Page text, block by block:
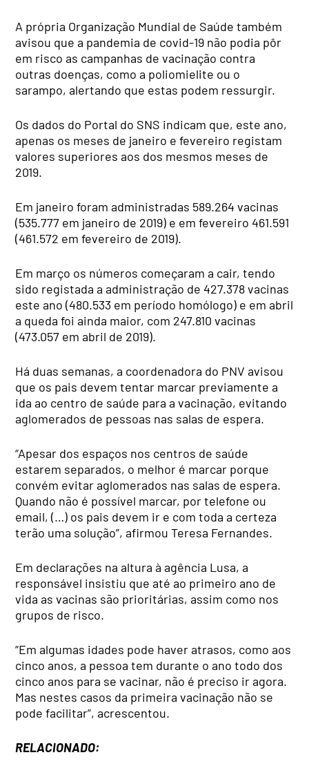
A própria Organização Mundial de Saúde também
avisou que a pandemia de covid-19 não podia pôr
em risco as campanhas de vacinação contra
outras doenças, como a poliomielite ou o
sarampo, alertando que estas podem ressurgir.
Os dados do Portal do SNS indicam que, este ano,
apenas os meses de janeiro e fevereiro registam
valores superiores aos dos mesmos meses de
2019.
Em janeiro foram administradas 589.264 vacinas
(535.777 em janeiro de 2019) e em fevereiro 461.591
(461.572 em fevereiro de 2019).
Em março os números começaram a cair, tendo
sido registada a administração de 427.378 vacinas
este ano (480.533 em período homólogo) e em abril
a queda foi ainda maior, com 247.810 vacinas
(473.057 em abril de 2019).
Há duas semanas, a coordenadora do PNV avisou
que os pais devem tentar marcar previamente a
ida ao centro de saúde para a vacinação, evitando
aglomerados de pessoas nas salas de espera.
“Apesar dos espaços nos centros de saúde
estarem separados, o melhor é marcar porque
convém evitar aglomerados nas salas de espera.
Quando não é possível marcar, por telefone ou
email, (…) os pais devem ir e com toda a certeza
terão uma solução”, afirmou Teresa Fernandes.
Em declarações na altura à agência Lusa, a
responsável insistiu que até ao primeiro ano de
vida as vacinas são prioritárias, assim como nos
grupos de risco.
“Em algumas idades pode haver atrasos, como aos
cinco anos, a pessoa tem durante o ano todo dos
cinco anos para se vacinar, não é preciso ir agora.
Mas nestes casos da primeira vacinação não se
pode facilitar”, acrescentou.
RELACIONADO: